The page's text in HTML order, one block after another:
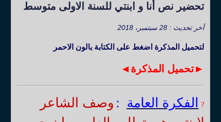
تحضير نص أنا و ابنتي للسنة الاولى متوسط
آخر تحديث : 28 سبتمبر، 2018
لتحميل المذكرة اضغط على الكتابة بالون الاحمر
►تحميل المذكرة◄
? الفكرة العامة : وصف الشاعر